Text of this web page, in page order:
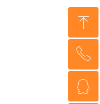
ꁸ
回到顶部
ꂅ
ꁗ